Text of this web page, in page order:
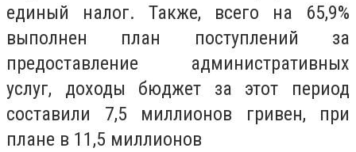
единый налог. Также, всего на 65,9%
выполнен план поступлений за
предоставление административных
услуг, доходы бюджет за этот период
составили 7,5 миллионов гривен, при
плане в 11,5 миллионов